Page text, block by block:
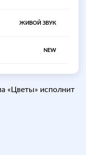
ЖИВОЙ ЗВУК
NEW
«Цветы» исполнит